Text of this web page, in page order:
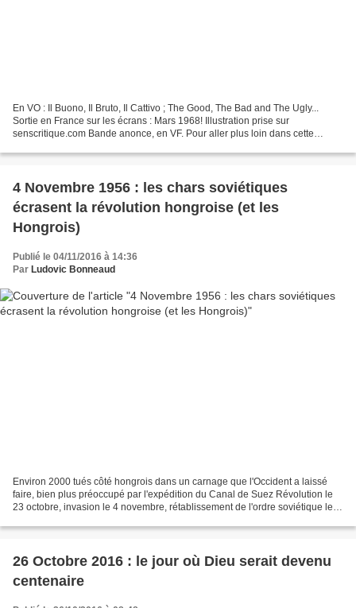
En VO : Il Buono, Il Bruto, Il Cattivo ; The Good, The Bad and The Ugly...
Sortie en France sur les écrans : Mars 1968! Illustration prise sur
senscritique.com Bande anonce, en VF. Pour aller plus loin dans cette
4 Novembre 1956 : les chars soviétiques
écrasent la révolution hongroise (et les
Hongrois)
Publié le 04/11/2016 à 14:36
Par Ludovic Bonneaud
Environ 2000 tués côté hongrois dans un carnage que l'Occident a laissé
faire, bien plus préoccupé par l'expédition du Canal de Suez Révolution le
23 octobre, invasion le 4 novembre, rétablissement de l'ordre soviétique le
26 Octobre 2016 : le jour où Dieu serait devenu
centenaire